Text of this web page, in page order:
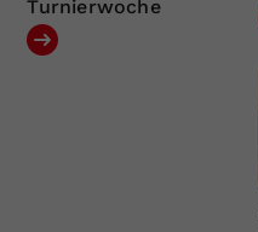
Turnierwoche